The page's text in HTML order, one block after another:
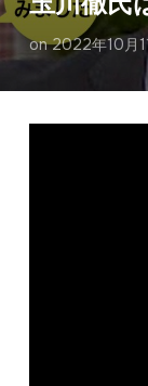
on2022年10月